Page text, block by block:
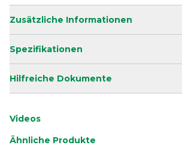
Zusätzliche Informationen
Spezifikationen
Hilfreiche Dokumente
Videos
Ähnliche Produkte